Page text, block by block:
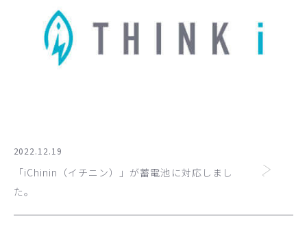
2022.12.19
「iChinin（イチニン）」が蓄電池に対応しまし
た。